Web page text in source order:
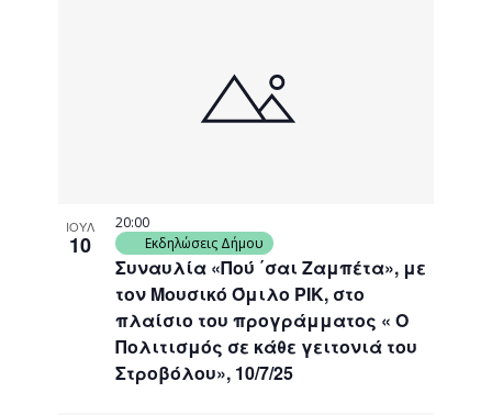
ΙΟΥΛ
10
Συναυλία «Πού ΄σαι Ζαμπέτα», με
τον Μουσικό Όμιλο ΡΙΚ, στο
πλαίσιο του προγράμματος « Ο
Πολιτισμός σε κάθε γειτονιά του
Στροβόλου», 10/7/25
20:00
Εκδηλώσεις Δήμου